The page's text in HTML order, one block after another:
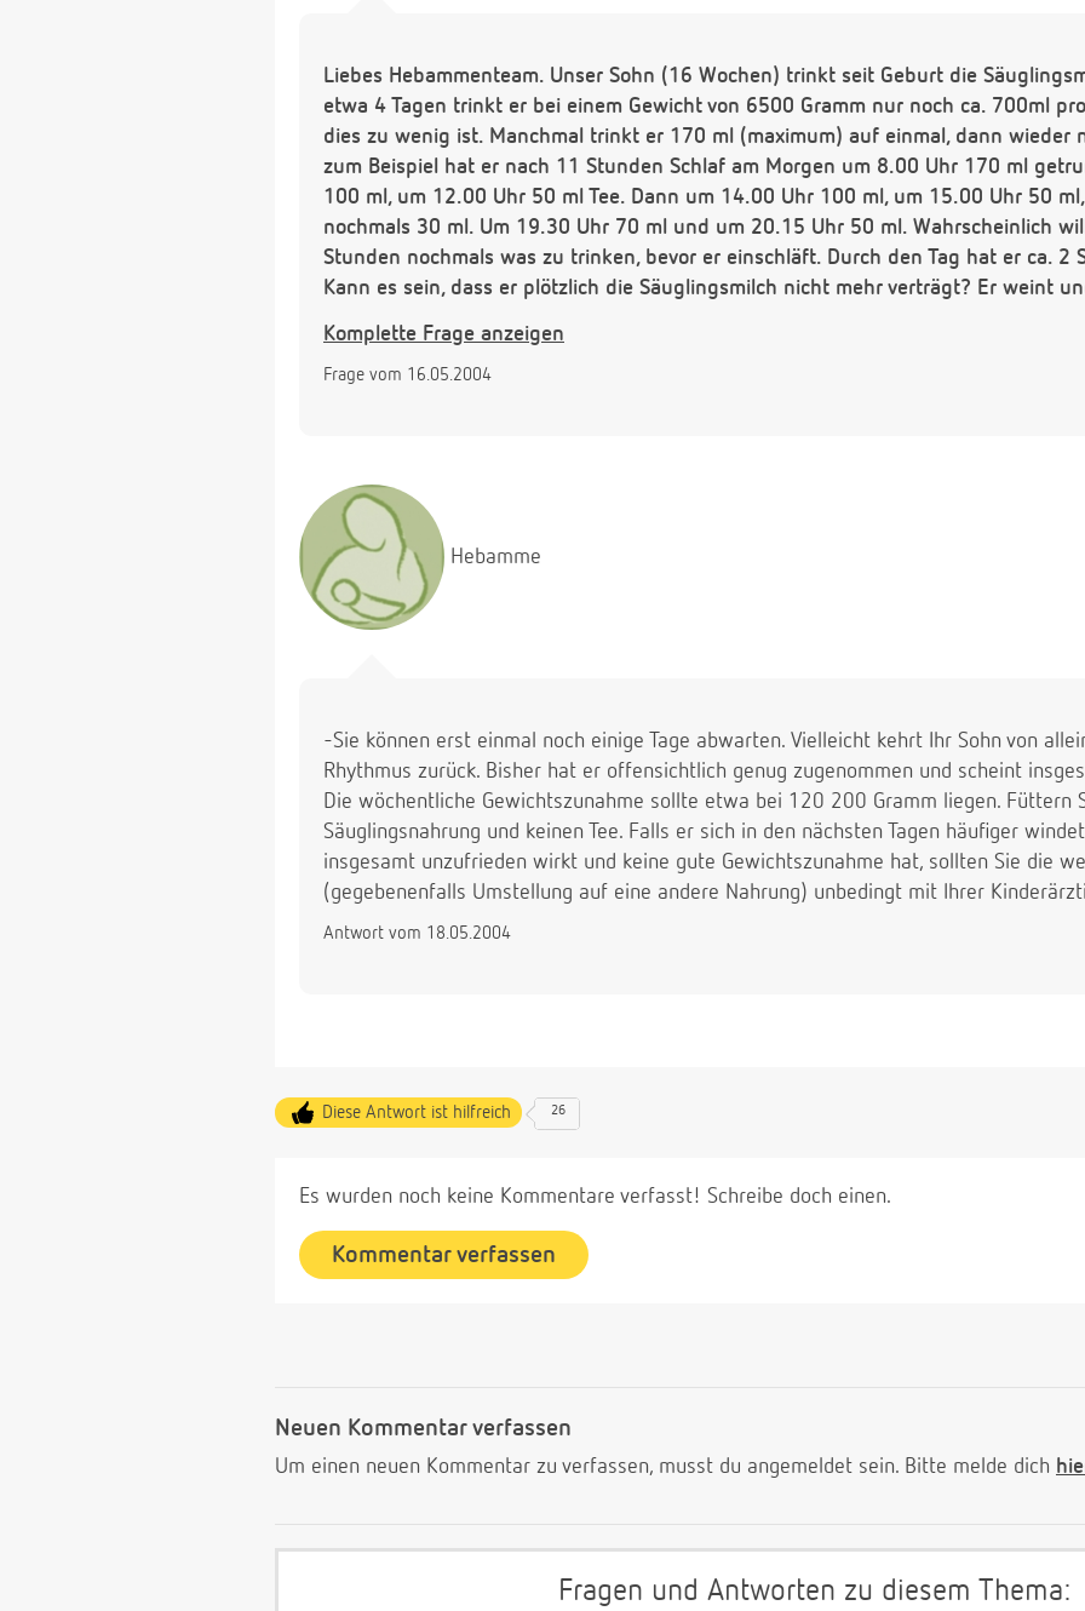
Liebes Hebammenteam. Unser Sohn (16 Wochen) trinkt seit Geburt die
etwa 4 Tagen trinkt er bei einem Gewicht von 6500 Gramm nur noch ca. 700ml
dies zu wenig ist. Manchmal trinkt er 170 ml (maximum) auf einmal, dann wieder
zum Beispiel hat er nach 11 Stunden Schlaf am Morgen um 8.00 Uhr 170 ml
100 ml, um 12.00 Uhr 50 ml Tee. Dann um 14.00 Uhr 100 ml, um 15.00 Uhr 50
nochmals 30 ml. Um 19.30 Uhr 70 ml und um 20.15 Uhr 50 ml. Wahrscheinlich
Stunden nochmals was zu trinken, bevor er einschläft. Durch den Tag hat er ca. 2
Kann es sein, dass er plötzlich die Säuglingsmilch nicht mehr verträgt? Er weint
aufgeweckt, strampelt und lächelt viel. Liegt es vielleicht am zahnen? Können Sie
J. Marti
Komplette Frage anzeigen
Frage vom 16.05.2004
Hebamme
-Sie können erst einmal noch einige Tage abwarten. Vielleicht kehrt Ihr Sohn von
Rhythmus zurück. Bisher hat er offensichtlich genug zugenommen und scheint
Die wöchentliche Gewichtszunahme sollte etwa bei 120 200 Gramm liegen. Füttern
Säuglingsnahrung und keinen Tee. Falls er sich in den nächsten Tagen häufiger
insgesamt unzufrieden wirkt und keine gute Gewichtszunahme hat, sollten Sie die
(gegebenenfalls Umstellung auf eine andere Nahrung) unbedingt mit Ihrer
Antwort vom 18.05.2004
Diese Antwort ist hilfreich 26
Es wurden noch keine Kommentare verfasst! Schreibe doch einen.
Kommentar verfassen
Neuen Kommentar verfassen
Um einen neuen Kommentar zu verfassen, musst du angemeldet sein. Bitte melde dich
Fragen und Antworten zu diesem Thema: